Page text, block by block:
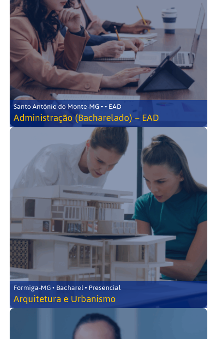
Santo Antônio do Monte-MG • • EAD
Administração (Bacharelado) – EAD
Formiga-MG • Bacharel • Presencial
Arquitetura e Urbanismo